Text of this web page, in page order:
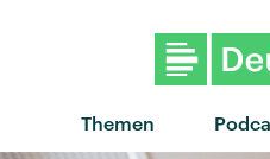
Themen